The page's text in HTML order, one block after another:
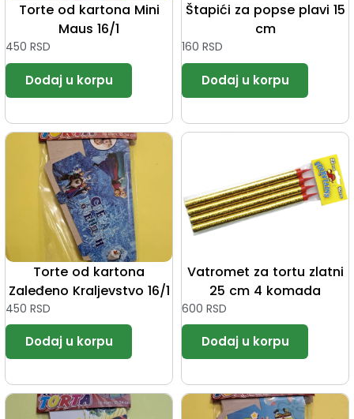
Torte od kartona Mini
Maus 16/1
450 RSD
Štapići za popse plavi 15
cm
160 RSD
Torte od kartona
Zaleđeno Kraljevstvo 16/1
450 RSD
Vatromet za tortu zlatni
25 cm 4 komada
600 RSD